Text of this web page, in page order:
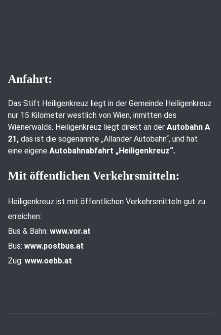
Anfahrt:
Das Stift Heiligenkreuz liegt in der Gemeinde Heiligenkreuz
nur 15 Kilometer westlich von Wien, inmitten des
Wienerwalds. Heiligenkreuz liegt direkt an der Autobahn A
21, das ist die sogenannte „Allander Autobahn“, und hat
eine eigene Autobahnabfahrt „Heiligenkreuz“.
Mit öffentlichen Verkehrsmitteln:
Heiligenkreuz ist mit öffentlichen Verkehrsmitteln gut zu
erreichen:
Bus & Bahn: www.vor.at
Bus: www.postbus.at
Zug: www.oebb.at